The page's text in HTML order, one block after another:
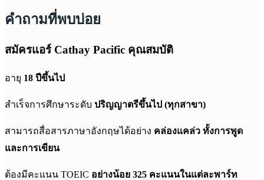
คำถามที่พบบ่อย
สมัครแอร์ Cathay Pacific คุณสมบัติ
อายุ 18 ปีขึ้นไป
สำเร็จการศึกษาระดับ ปริญญาตรีขึ้นไป (ทุกสาขา)
สามารถสื่อสารภาษาอังกฤษได้อย่าง คล่องแคล่ว ทั้งการพูด
และการเขียน
ต้องมีคะแนน TOEIC อย่างน้อย 325 คะแนนในแต่ละพาร์ท